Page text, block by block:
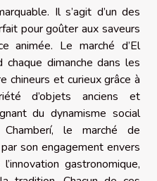
Il s’agit d’un des
pour goûter aux saveurs
animée. Le marché d’El
chaque dimanche dans les
chineurs et curieux grâce à
d’objets anciens et
du dynamisme social
le marché de
son engagement envers
gastronomique,